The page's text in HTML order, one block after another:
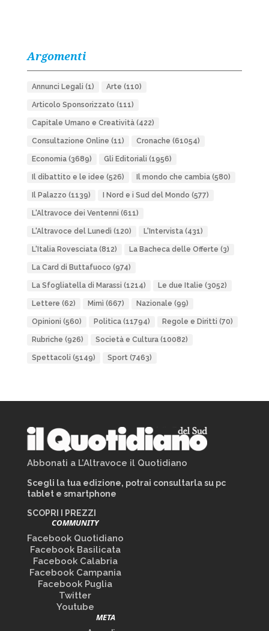
Argomenti
Annunci Legali (1) Arte (110)
Articolo Sponsorizzato (111)
Capitale Umano e Creatività(422)
Consultazione Online (11) Cronache (61054)
Economia(3689) Gli Editoriali (1956)
Il dibattito e le idee (526) Il mondo che cambia(580)
Il Palazzo (1139) I Nord e i Sud del Mondo (577)
L'Altravoce dei Ventenni (611)
L'Altravoce del Lunedì (120) L'Intervista(431)
L'Italia Rovesciata(812) La Bacheca delle Offerte (3)
La Card di Buttafuoco (974)
La Sfogliatella di Marassi (1214) Le due Italie (3052)
Lettere (62) Mimì (667) Nazionale (99)
Opinioni (560) Politica(11794) Regole e Diritti (70)
Rubriche (926) Società e Cultura(10082)
Spettacoli (5149) Sport(7463)
Abbonati a L’Altravoce il Quotidiano
Scegli la tua edizione, potrai consultarla su pc
tablet e smartphone
SCOPRI I PREZZI
COMMUNITY
Facebook Quotidiano
Facebook Basilicata
Facebook Calabria
Facebook Campania
Facebook Puglia
Twitter
Youtube
META